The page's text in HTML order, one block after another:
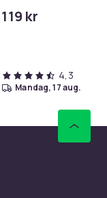
119 kr
4,3
mandag, 17 aug.